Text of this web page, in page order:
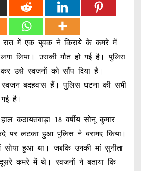
में एक युवक ने किराये के कमरे में
लिया। उसकी मौत हो गई है। पुलिस
कर उसे स्वजनों को सौंप दिया है।
बदहवास हैं। पुलिस घटना की सभी
है।
हाल कठायतबाड़ा 18 वर्षीय सोनू कुमार
पर लटका हुआ पुलिस ने बरामद किया।
सोया हुआ था। जबकि उनकी मां सुनीता
कमरे में थे। स्वजनों ने बताया कि